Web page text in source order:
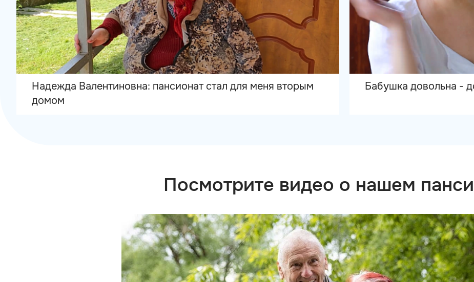
Надежда Валентиновна: пансионат стал для меня вторым
домом
Бабушка довольна -
Посмотрите видео о нашем